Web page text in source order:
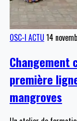
OSC-I ACTU 14
Changement
première
mangroves